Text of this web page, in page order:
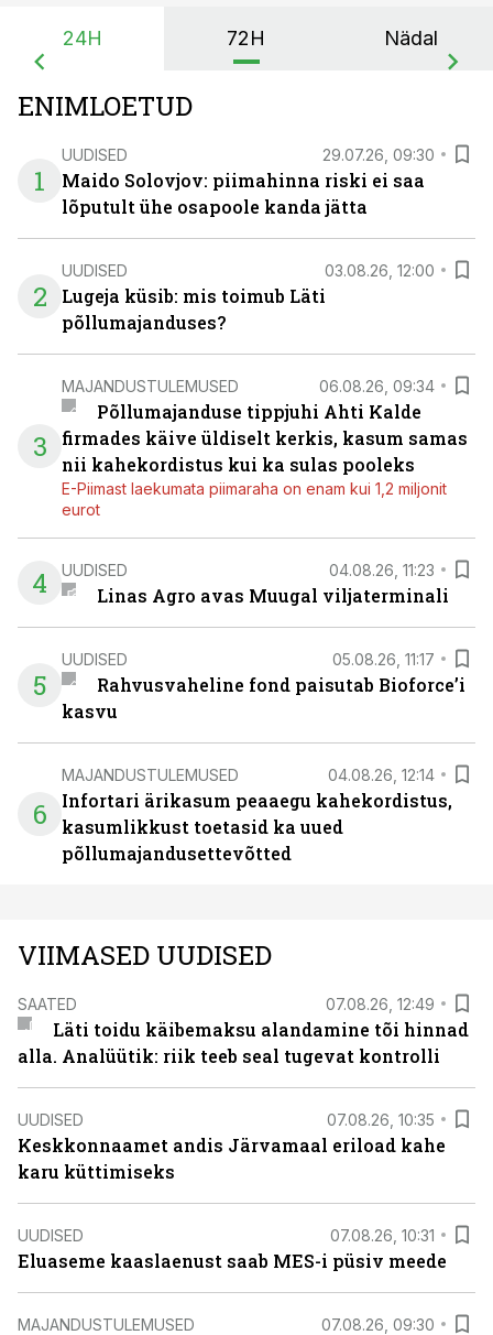
24H 72H Nädal
ENIMLOETUD
1
UUDISED 29.07.26, 09:30
Maido Solovjov: piimahinna riski ei saa
lõputult ühe osapoole kanda jätta
2
UUDISED 03.08.26, 12:00
Lugeja küsib: mis toimub Läti
põllumajanduses?
3
MAJANDUSTULEMUSED 06.08.26, 09:34
Põllumajanduse tippjuhi Ahti Kalde
firmades käive üldiselt kerkis, kasum samas
nii kahekordistus kui ka sulas pooleks
E-Piimast laekumata piimaraha on enam kui 1,2 miljonit
eurot
4 UUDISED 04.08.26, 11:23
Linas Agro avas Muugal viljaterminali
5
UUDISED 05.08.26, 11:17
Rahvusvaheline fond paisutab Bioforce’i
kasvu
6
MAJANDUSTULEMUSED 04.08.26, 12:14
Infortari ärikasum peaaegu kahekordistus,
kasumlikkust toetasid ka uued
põllumajandusettevõtted
VIIMASED UUDISED
SAATED 07.08.26, 12:49
Läti toidu käibemaksu alandamine tõi hinnad
alla. Analüütik: riik teeb seal tugevat kontrolli
UUDISED 07.08.26, 10:35
Keskkonnaamet andis Järvamaal eriload kahe
karu küttimiseks
UUDISED 07.08.26, 10:31
Eluaseme kaaslaenust saab MES-i püsiv meede
MAJANDUSTULEMUSED 07.08.26, 09:30